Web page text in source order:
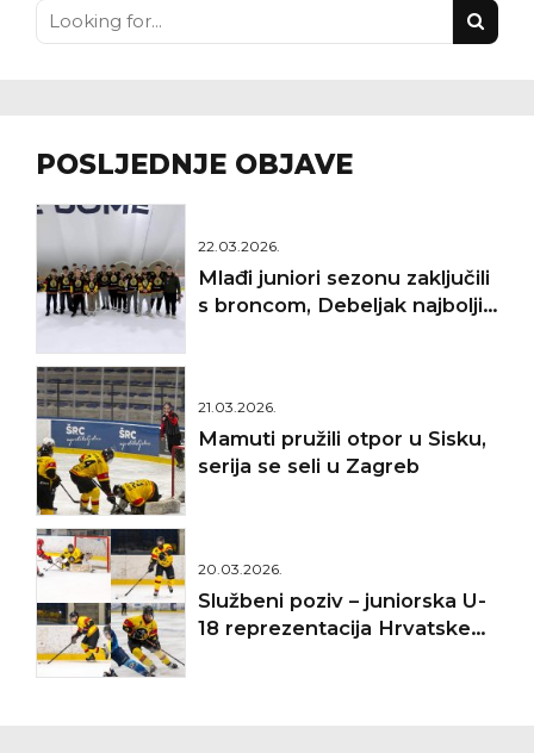
POSLJEDNJE OBJAVE
22.03.2026.
Mlađi juniori sezonu zaključili
s broncom, Debeljak najbolji
21.03.2026.
Mamuti pružili otpor u Sisku,
serija se seli u Zagreb
20.03.2026.
Službeni poziv – juniorska U-
18 reprezentacija Hrvatske